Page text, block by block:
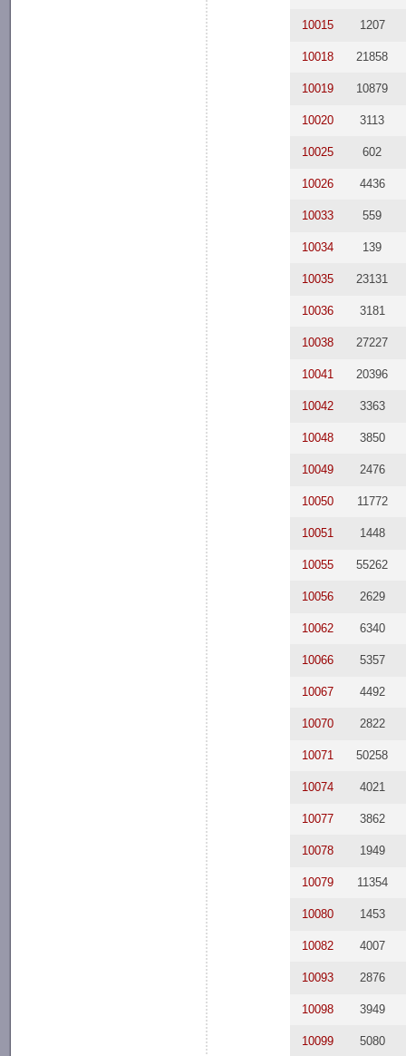
10015 1207
10018 21858
10019 10879
10020 3113
10025 602
10026 4436
10033 559
10034 139
10035 23131
10036 3181
10038 27227
10041 20396
10042 3363
10048 3850
10049 2476
10050 11772
10051 1448
10055 55262
10056 2629
10062 6340
10066 5357
10067 4492
10070 2822
10071 50258
10074 4021
10077 3862
10078 1949
10079 11354
10080 1453
10082 4007
10093 2876
10098 3949
10099 5080